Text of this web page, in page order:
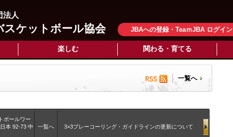
法人
スケットボール協会 JBAへの登録・TeaｍJBA ログイン
楽しむ 関わる・育てる
一覧へ
ボールワー
本 92-73 中
一覧へ 3×3プレーコーリング・ガイドラインの更新について